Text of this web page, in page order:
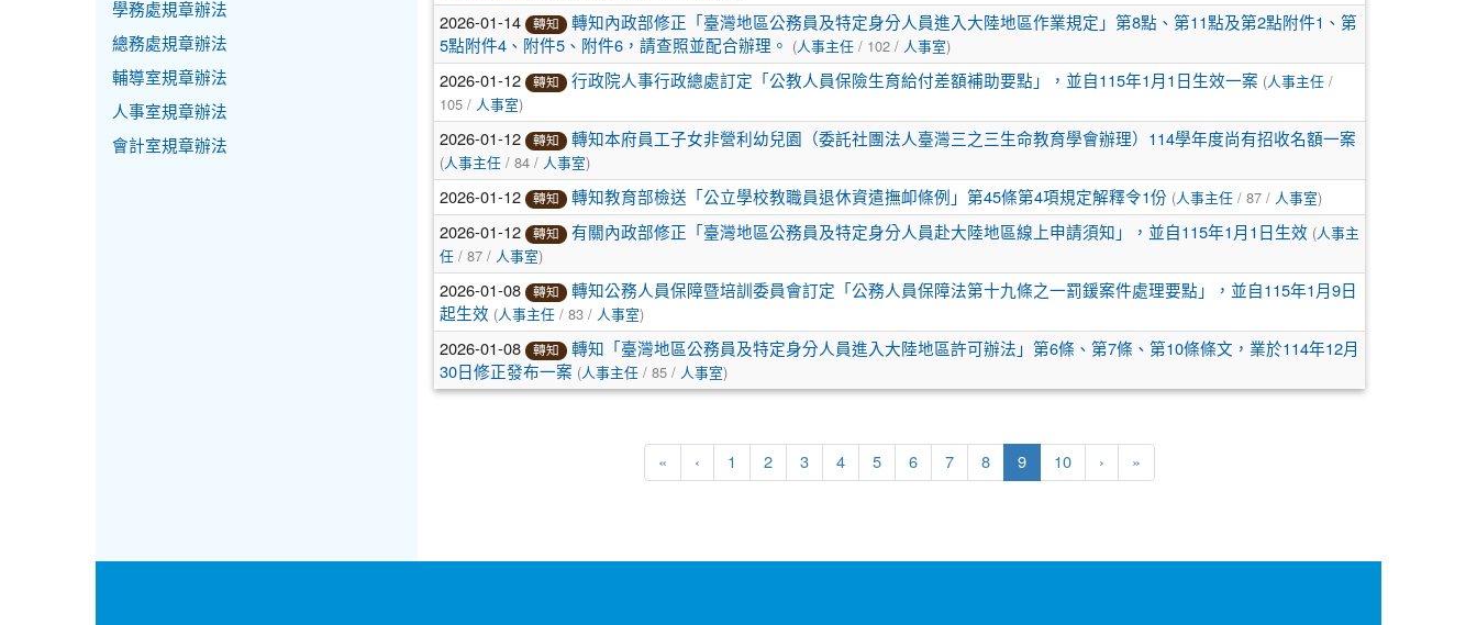
2026-01-14 轉知
轉知內政部修正「臺灣地區公務員及特定身分人員進入大陸地區作業規定」第8點、第11點及第2點附件1、第
5點附件4、附件5、附件6，請查照並配合辦理。
(人事主任/ 102 / 人事室)
2026-01-12 轉知 行政院人事行政總處訂定「公教人員保險生育給付差額補助要點」，並自115年1月1日生效一案 (人事主任/
105 / 人事室)
2026-01-12 轉知 轉知本府員工子女非營利幼兒園（委託社團法人臺灣三之三生命教育學會辦理）114學年度尚有招收名額一案
(人事主任/ 84 / 人事室)
2026-01-12 轉知 轉知教育部檢送「公立學校教職員退休資遣撫卹條例」第45條第4項規定解釋令1份 (人事主任/ 87 / 人事室)
2026-01-12 轉知 有關內政部修正「臺灣地區公務員及特定身分人員赴大陸地區線上申請須知」，並自115年1月1日生效 (人事主
任/ 87 / 人事室)
2026-01-08 轉知
轉知公務人員保障暨培訓委員會訂定「公務人員保障法第十九條之一罰鍰案件處理要點」，並自115年1月9日
起生效 (人事主任/ 83 / 人事室)
2026-01-08 轉知
轉知「臺灣地區公務員及特定身分人員進入大陸地區許可辦法」第6條、第7條、第10條條文，業於114年12月
30日修正發布一案 (人事主任/ 85 / 人事室)
« ‹ 1 2 3 4 5 6 7 8 9(current)
10 › »
學務處規章辦法
總務處規章辦法
輔導室規章辦法
人事室規章辦法
會計室規章辦法